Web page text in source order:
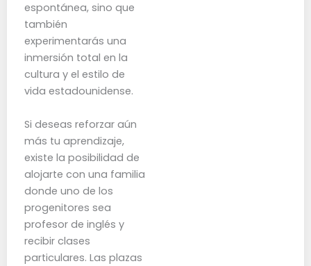
espontánea, sino que
también
experimentarás una
inmersión total en la
cultura y el estilo de
vida estadounidense.
Si deseas reforzar aún
más tu aprendizaje,
existe la posibilidad de
alojarte con una familia
donde uno de los
progenitores sea
profesor de inglés y
recibir clases
particulares. Las plazas